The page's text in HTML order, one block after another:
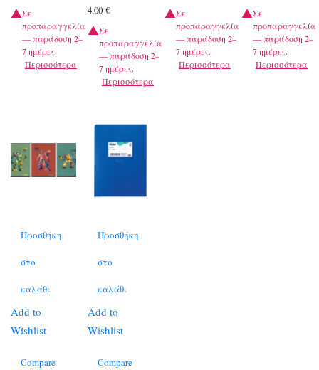
Σε
προπαραγγελία
— παράδοση 2–
7 ημέρες.
Περισσότερα
4,00€
Σε
προπαραγγελία
— παράδοση 2–
7 ημέρες.
Περισσότερα
Σε
προπαραγγελία
— παράδοση 2–
7 ημέρες.
Περισσότερα
Σε
προπαραγγελία
— παράδοση 2–
7 ημέρες.
Περισσότερα
Προσθήκη
στο
καλάθι
Add to
Wishlist
Compare
Προσθήκη
στο
καλάθι
Add to
Wishlist
Compare